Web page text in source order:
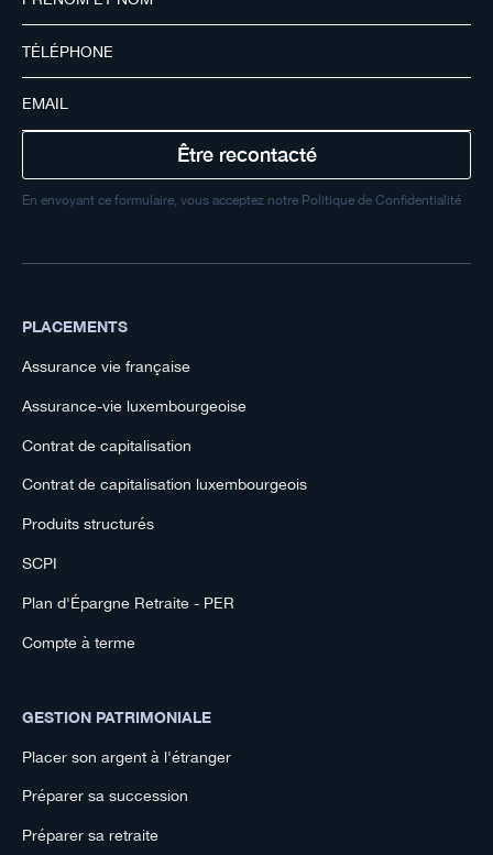
En envoyant ce formulaire, vous acceptez notre Politique de Confidentialité
PLACEMENTS
Assurance vie française
Assurance-vie luxembourgeoise
Contrat de capitalisation
Contrat de capitalisation luxembourgeois
Produits structurés
SCPI
Plan d'Épargne Retraite - PER
Compte à terme
GESTION PATRIMONIALE
Placer son argent à l'étranger
Préparer sa succession
Préparer sa retraite